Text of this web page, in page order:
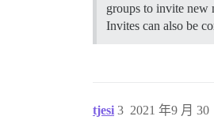
groups to invite new
Invites can also be
tjesi 2021 年9 月 30
3